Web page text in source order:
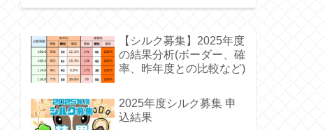
【シルク募集】2025年度
の結果分析(ボーダー、確
率、昨年度との比較など)
2025年度シルク募集 申
込結果